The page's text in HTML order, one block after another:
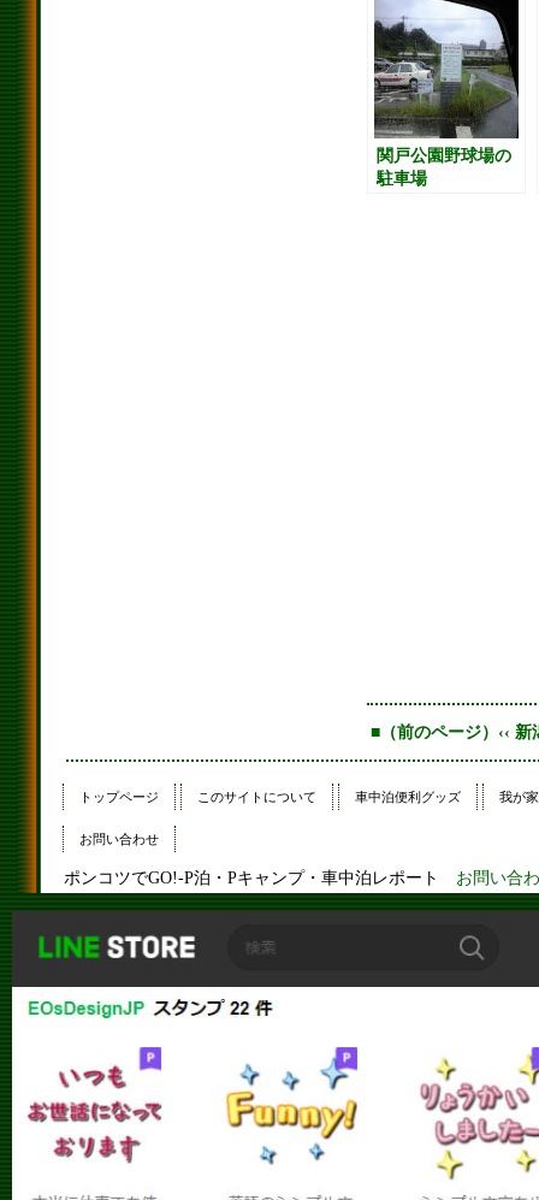
関戸公園野球場の
駐車場
■（前のページ）‹‹ 新
トップページ このサイトについて 車中泊便利グッズ 我が
お問い合わせ
ポンコツでGO!-P泊・Pキャンプ・車中泊レポート お問い合